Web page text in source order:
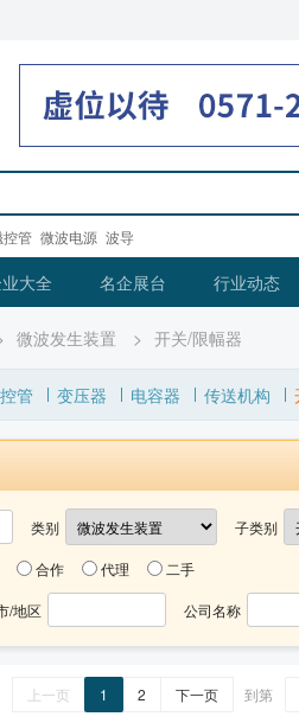
控管 微波电源 波导
大全 名企展台 行业动态
微波发生装置 > 开关/限幅器
管 变压器 电容器 传送机构
类别 子类别
合作 代理 二手
/地区 公司名称
上一页 1 2 下一页 到第